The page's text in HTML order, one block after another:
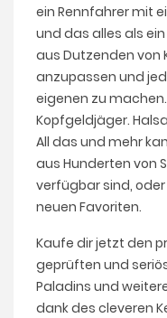
ein Rennfahrer mit
und das alles als
aus Dutzenden von
anzupassen und
eigenen zu
Kopfgeldjäger.
All das und mehr
aus Hunderten von
verfügbar sind,
neuen Favoriten.
Kaufe dir jetzt den
geprüften und
Paladins und
dank des cleveren